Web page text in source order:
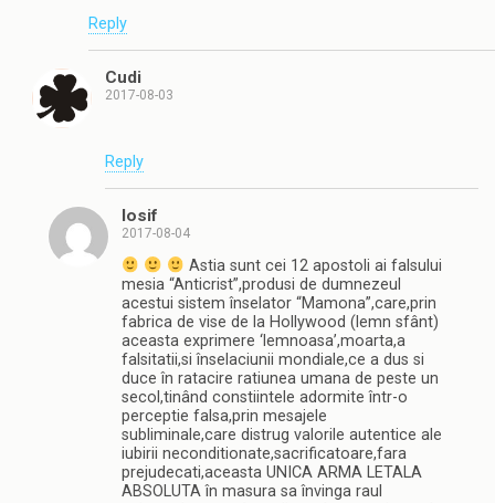
Reply
Cudi
2017-08-03
Reply
Iosif
2017-08-04
Astia sunt cei 12 apostoli ai falsului
mesia “Anticrist”,produsi de dumnezeul
acestui sistem înselator “Mamona”,care,prin
fabrica de vise de la Hollywood (lemn sfânt)
aceasta exprimere ‘lemnoasa’,moarta,a
falsitatii,si înselaciunii mondiale,ce a dus si
duce în ratacire ratiunea umana de peste un
secol,tinând constiintele adormite într-o
perceptie falsa,prin mesajele
subliminale,care distrug valorile autentice ale
iubirii neconditionate,sacrificatoare,fara
prejudecati,aceasta UNICA ARMA LETALA
ABSOLUTA în masura sa învinga raul